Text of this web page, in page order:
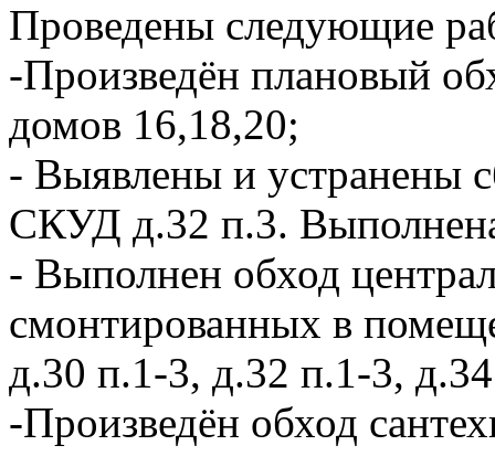
Проведены следующие
-Произведён плановый
домов 16,18,20;
- Выявлены и устранены
СКУД д.32 п.3.
- Выполнен обход
смонтированных в
д.30 п.1-3, д.32 п.1-3,
-Произведён обход